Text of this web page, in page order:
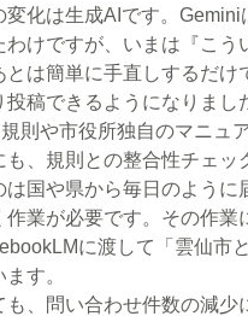
変化は生成AIです。
わけですが、いまは『こ
とは簡単に手直しするだ
投稿できるようになりま
則や市役所独自のマニュ
も、規則との整合性チェッ
は国や県から毎日のよう
作業が必要です。その作
に渡して「雲仙市
す。
も、問い合わせ件数の減